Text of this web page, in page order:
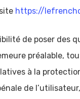
https://
de poser des
préalable,
à la
de